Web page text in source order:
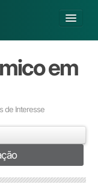
em
de Interesse